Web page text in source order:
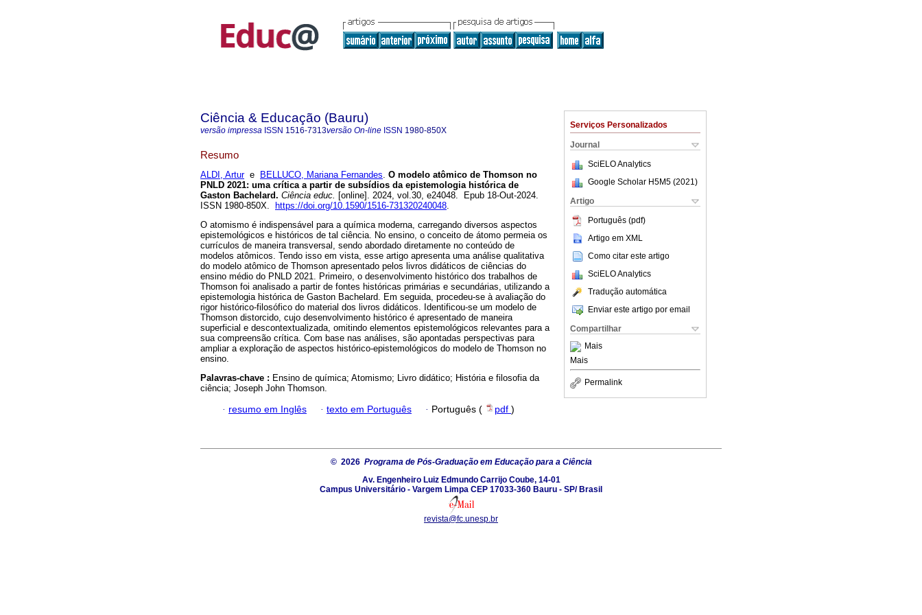
Serviços Personalizados
Journal
SciELO Analytics
Google Scholar H5M5 (2021 )
Artigo
Português (pdf)
Artigo em XML
Como citar este artigo
SciELO Analytics
Tradução automática
Enviar este artigo por email
Compartilhar
Mais
Mais
Permalink
Ciência & Educação (Bauru)
versão impressa ISSN 1516-7313versão On-line ISSN 1980-850X
Resumo
ALDI, Arture BELLUCO, Mariana Fernandes. O modelo atômico de Thomson no
PNLD 2021: uma crítica a partir de subsídios da epistemologia histórica de
Gaston Bachelard. Ciência educ. [online]. 2024, vol.30, e24048. Epub 18-Out-2024.
ISSN 1980-850X.
https://doi.org/10.1590/1516-731320240048.
O atomismo é indispensável para a química moderna, carregando diversos aspectos
epistemológicos e históricos de tal ciência. No ensino, o conceito de átomo permeia os
currículos de maneira transversal, sendo abordado diretamente no conteúdo de
modelos atômicos. Tendo isso em vista, esse artigo apresenta uma análise qualitativa
do modelo atômico de Thomson apresentado pelos livros didáticos de ciências do
ensino médio do PNLD 2021. Primeiro, o desenvolvimento histórico dos trabalhos de
Thomson foi analisado a partir de fontes históricas primárias e secundárias, utilizando a
epistemologia histórica de Gaston Bachelard. Em seguida, procedeu-se à avaliação do
rigor histórico-filosófico do material dos livros didáticos. Identificou-se um modelo de
Thomson distorcido, cujo desenvolvimento histórico é apresentado de maneira
superficial e descontextualizada, omitindo elementos epistemológicos relevantes para a
sua compreensão crítica. Com base nas análises, são apontadas perspectivas para
ampliar a exploração de aspectos histórico-epistemológicos do modelo de Thomson no
ensino.
Palavras-chave : Ensino de química; Atomismo; Livro didático; História e filosofia da
ciência; Joseph John Thomson.
· resumo em Inglês · texto em Português · Português ( pdf )
© 2026 Programa de Pós-Graduação em Educação para a Ciência
Av. Engenheiro Luiz Edmundo Carrijo Coube, 14-01
Campus Universitário - Vargem Limpa CEP 17033-360 Bauru - SP/ Brasil
revista@fc.unesp.br